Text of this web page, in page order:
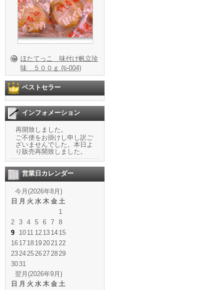
ほたてっこ 味付け帆立珍
味 ５００ｇ (ti-004)
ベストセラー
インフォメーション
再開致しました。
ご不便をお掛けし申し訳ご
ざいませんでした。本日よ
り販売再開致しました。
営業日カレンダー
今月(2026年8月)
日 月 火 水 木 金 土
1
2 3 4 5 6 7 8
9
10 11 12 13 14 15
16 17 18 19202122
23242526272829
3031
翌月(2026年9月)
日 月 火 水 木 金 土